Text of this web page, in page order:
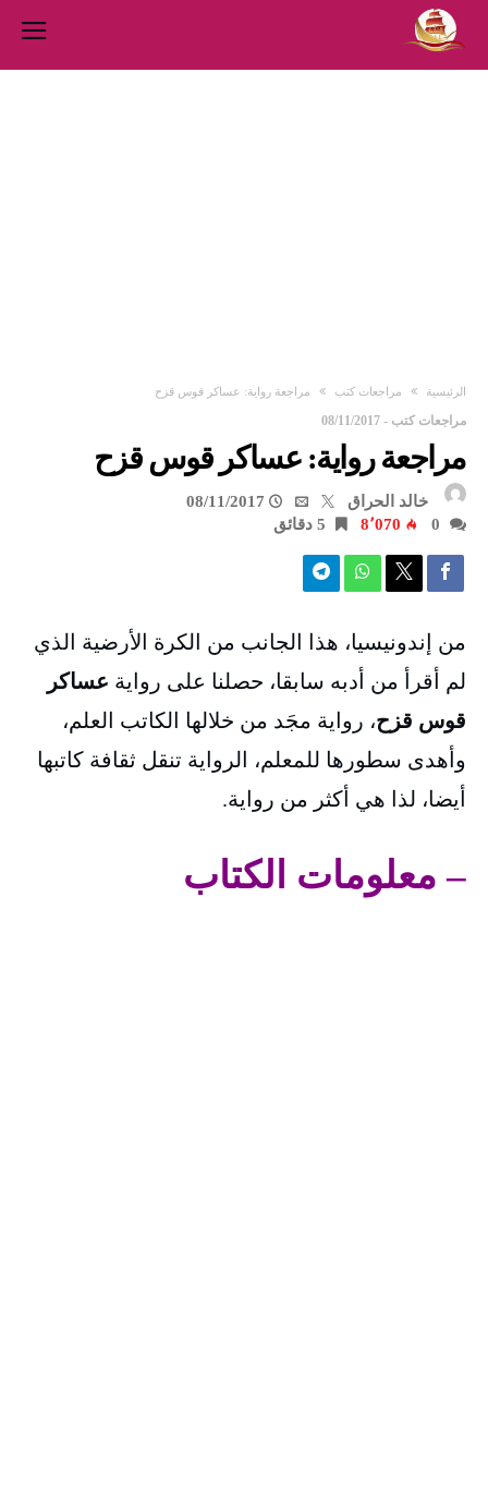
‫الرئيسية‬ مراجعات كتب مراجعة رواية: عساكر قوس قزح
مراجعات كتب -
08/11/2017
مراجعة رواية: عساكر قوس قزح
خالد الحراق
08/11/2017
8٬070 5 ‫دقائق‬
من إندونيسيا، هذا الجانب من الكرة الأرضية الذي
لم أقرأ من أدبه سابقا، حصلنا على رواية عساكر
قوس قزح، رواية مجَد من خلالها الكاتب العلم،
وأهدى سطورها للمعلم، الرواية تنقل ثقافة كاتبها
أيضا، لذا هي أكثر من رواية.
– معلومات الكتاب